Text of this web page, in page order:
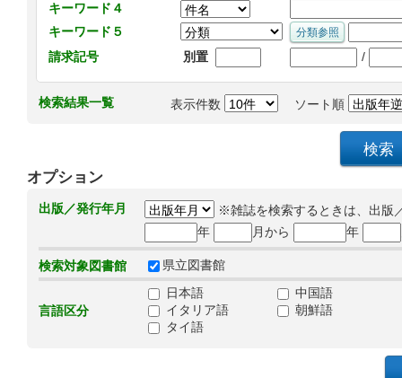
キーワード４
キーワード５
請求記号
別置 /
検索結果一覧 表示件数 ソート順
オプション
出版／発行年月
※雑誌を検索するときは、出版
年
月から 年
検索対象図書館 県立図書館
言語区分
日本語
中国語
イタリア語
朝鮮語
タイ語